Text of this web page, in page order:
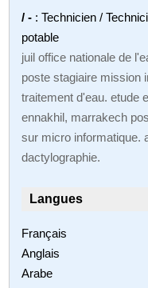
/ - : Technicien /
potable
juil office nationale de
poste stagiaire mission
traitement d'eau. etude
ennakhil, marrakech
sur micro informatique.
dactylographie.
Langues
Français
Anglais
Arabe